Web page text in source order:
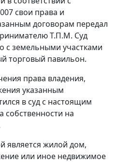
свои права и
договорам передал
Т.П.М. Суд
с земельными участками
торговый павильон.
права владения,
указанным
в суд с настоящим
собственности на
является жилой дом,
или иное недвижимое